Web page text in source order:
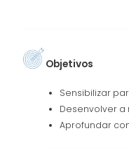
Objetivos
Sensibilizar
Desenvolver
Aprofundar